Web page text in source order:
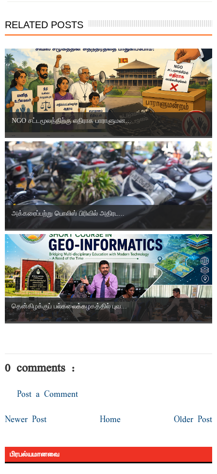
RELATED POSTS
NGO சட்டமூலத்திற்கு எதிராக பாராளுமன...
அக்கரைப்பற்று பொலிஸ் பிரிவில் அதிரட...
தென்கிழக்குப் பல்கலைக்கழகத்தில் புவ...
0 comments :
Post a Comment
Newer Post Older Post
Home
பிரபல்யமானவை